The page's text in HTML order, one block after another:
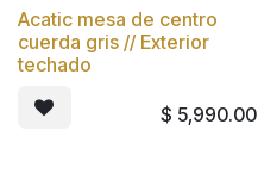
Acatic mesa de centro
cuerda gris // Exterior
techado
$ 5,990.00